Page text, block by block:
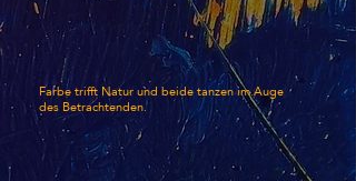
Farbe trifft Natur und beide tanzen im Auge
des Betrachtenden.